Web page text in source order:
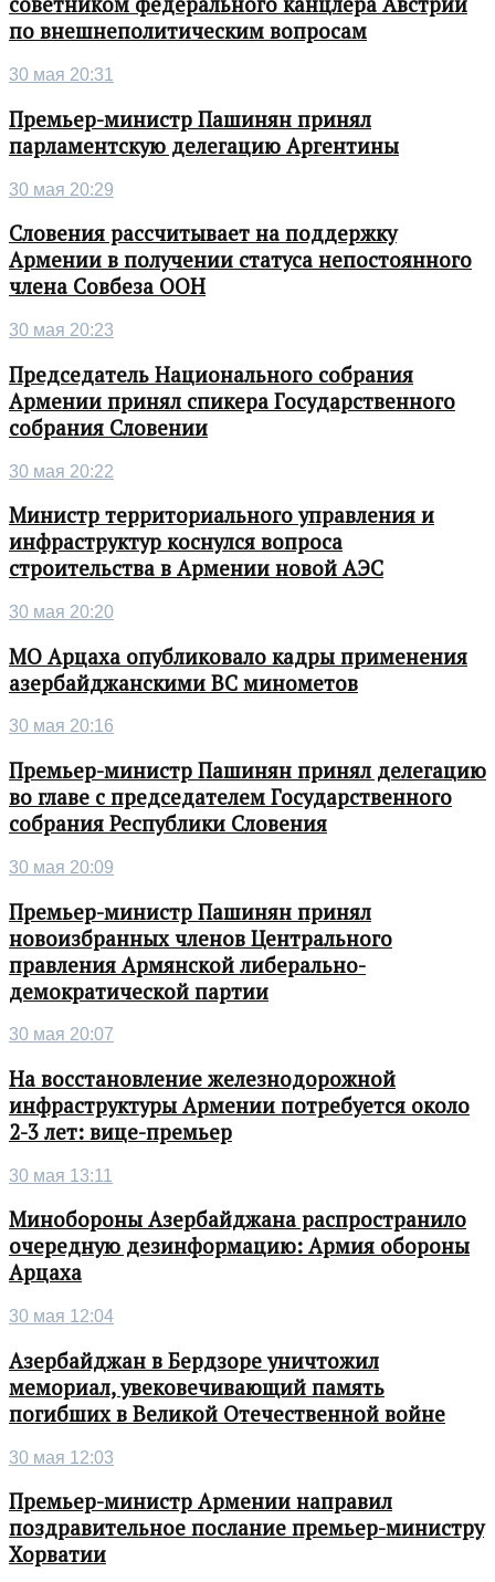
по внешнеполитическим вопросам
30 мая 20:31
Премьер-министр Пашинян принял
парламентскую делегацию Аргентины
30 мая 20:29
Словения рассчитывает на поддержку
Армении в получении статуса непостоянного
члена Совбеза ООН
30 мая 20:23
Председатель Национального собрания
Армении принял спикера Государственного
собрания Словении
30 мая 20:22
Министр территориального управления и
инфраструктур коснулся вопроса
строительства в Армении новой АЭС
30 мая 20:20
МО Арцаха опубликовало кадры применения
азербайджанскими ВС минометов
30 мая 20:16
Премьер-министр Пашинян принял делегацию
во главе с председателем Государственного
собрания Республики Словения
30 мая 20:09
Премьер-министр Пашинян принял
новоизбранных членов Центрального
правления Армянской либерально-
демократической партии
30 мая 20:07
На восстановление железнодорожной
инфраструктуры Армении потребуется около
2-3 лет: вице-премьер
30 мая 13:11
Минобороны Азербайджана распространило
очередную дезинформацию: Армия обороны
Арцаха
30 мая 12:04
Азербайджан в Бердзоре уничтожил
мемориал, увековечивающий память
погибших в Великой Отечественной войне
30 мая 12:03
Премьер-министр Армении направил
поздравительное послание премьер-министру
Хорватии